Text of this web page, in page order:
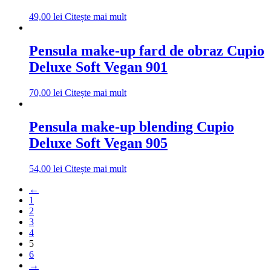
49,00 lei Citește mai mult
Pensula make-up fard de obraz Cupio
Deluxe Soft Vegan 901
70,00 lei Citește mai mult
Pensula make-up blending Cupio
Deluxe Soft Vegan 905
54,00 lei Citește mai mult
←
1
2
3
4
5
6
→